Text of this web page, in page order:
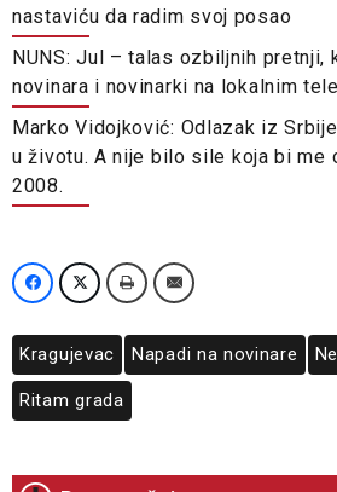
nastaviću da radim svoj posao
NUNS: Jul – talas ozbiljnih pretnji,
novinara i novinarki na lokalnim
Marko Vidojković: Odlazak iz
u životu. A nije bilo sile koja bi me
2008.
Kragujevac Napadi na novinare
Ritam grada